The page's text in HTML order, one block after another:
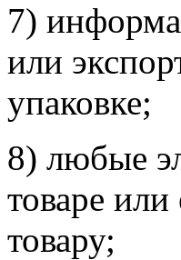
7)
или
упаковке;
8) любые
товаре
товару;